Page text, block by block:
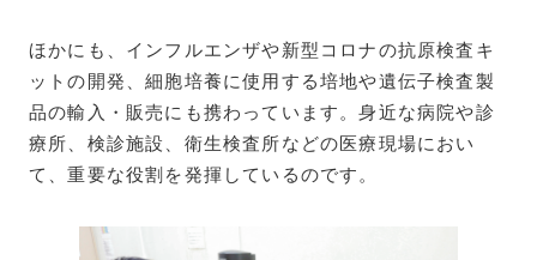
ほかにも、インフルエンザや新型コロナの抗原検査キ
ットの開発、細胞培養に使用する培地や遺伝子検査製
品の輸入・販売にも携わっています。身近な病院や診
療所、検診施設、衛生検査所などの医療現場におい
て、重要な役割を発揮しているのです。